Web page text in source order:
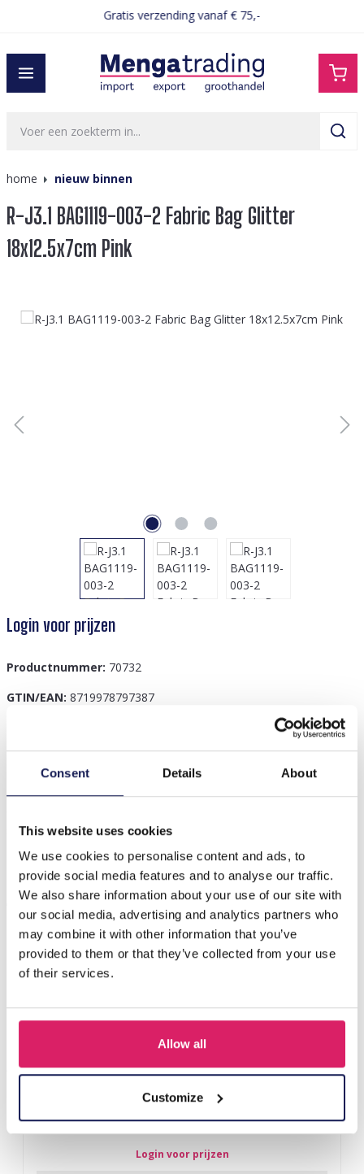
Consent Details About
This website uses cookies
We use cookies to personalise content and ads, to
provide social media features and to analyse our traffic.
We also share information about your use of our site with
our social media, advertising and analytics partners who
may combine it with other information that you’ve
provided to them or that they’ve collected from your use
of their services.
Allow all
Customize
Gratis verzending vanaf € 75,-
home nieuw binnen
R-J3.1 BAG1119-003-2 Fabric Bag Glitter
18x12.5x7cm Pink
Afbeeldingengalerij overslaan
Login voor prijzen
Productnummer: 70732
GTIN/EAN: 8719978797387
Maak kennis met de R-J3.1 BAG1119-003-2 stoffen tas,
sprankeling toevo…Meer
Anderen kochten ook
Z-E2.3 LED Foam Sticks -Multi Color 47x3.5cm
Login voor prijzen